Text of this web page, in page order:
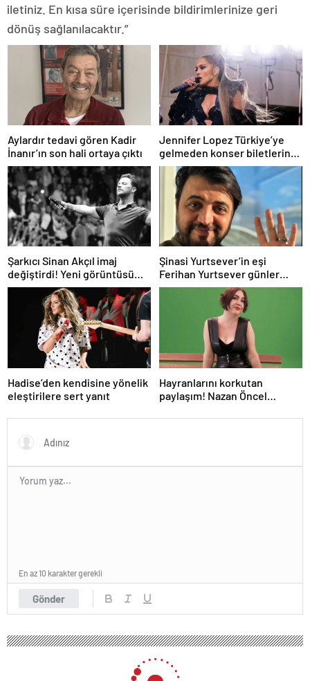
iletiniz. En kısa süre içerisinde bildirimlerinize geri
dönüş sağlanılacaktır.”
Aylardır tedavi gören Kadir
İnanır’ın son hali ortaya çıktı
Jennifer Lopez Türkiye’ye
gelmeden konser biletlerine
zam geldi
Şarkıcı Sinan Akçıl imaj
değiştirdi! Yeni görüntüsü
gündem oldu
Şinasi Yurtsever’in eşi
Ferihan Yurtsever günler
sonra paylaşım yaptı
Hadise’den kendisine yönelik
eleştirilere sert yanıt
Hayranlarını korkutan
paylaşım! Nazan Öncel
Gönder
En az 10 karakter gerekli